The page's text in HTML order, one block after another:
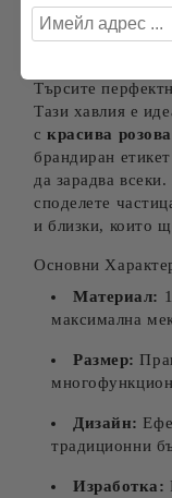
добавяйки стил и
Търсите
Тази хавлия е
скрасива
брандиран
да зарадва
споделете
и близки, които
Основни
Материал:
максимална
Размер:
Дизайн:
традиционни
Изработка: